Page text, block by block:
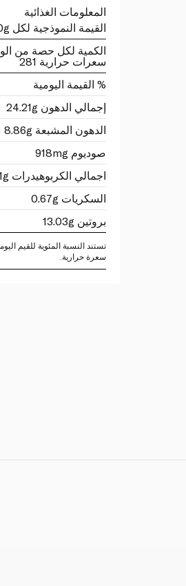
المعلومات الغذائية
القيمة النموذجية لكل 100g
الكمية لكل حصة من
سعرات حرارية 281
% القيمة اليومية
إجمالي الدهون 24.21g
الدهون المشبعة 8.86g
صوديوم 918mg
اجمالي الكربوهيدرات 2.01g
السكريات 0.67g
بروتين 13.03g
سعرة حرارية.